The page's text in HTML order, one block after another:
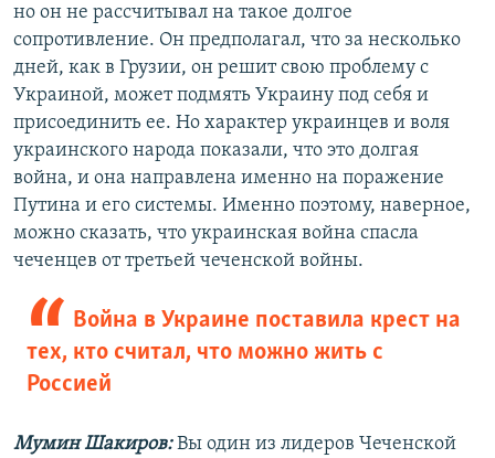
но он не рассчитывал на такое долгое
сопротивление. Он предполагал, что за несколько
дней, как в Грузии, он решит свою проблему с
Украиной, может подмять Украину под себя и
присоединить ее. Но характер украинцев и воля
украинского народа показали, что это долгая
война, и она направлена именно на поражение
Путина и его системы. Именно поэтому, наверное,
можно сказать, что украинская война спасла
чеченцев от третьей чеченской войны.
Война в Украине поставила крест на
тех, кто считал, что можно жить с
Россией
Мумин Шакиров:Вы один из лидеров Чеченской